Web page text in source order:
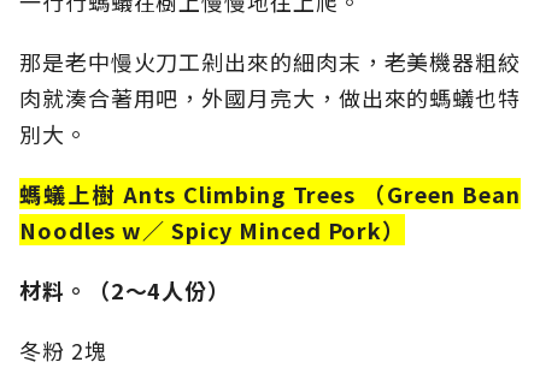
那是老中慢火刀工剁出來的細肉末，老美機器粗絞
肉就湊合著用吧，外國月亮大，做出來的螞蟻也特
別大。
螞蟻上樹 Ants Climbing Trees （Green Bean
Noodles w／ Spicy Minced Pork）
材料。（2～4人份）
冬粉 2塊